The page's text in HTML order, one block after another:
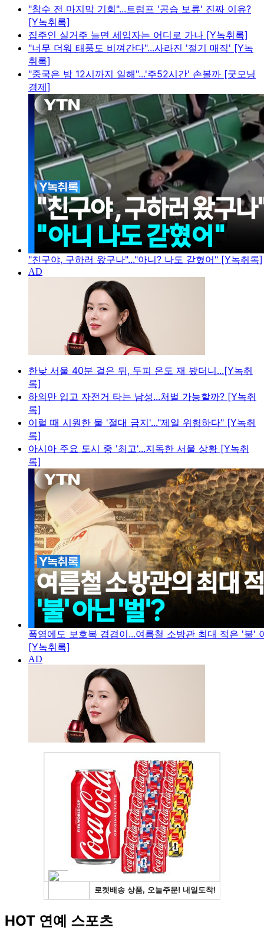
"참수 전 마지막 기회"...트럼프 '공습 보류' 진짜 이유?
[Y녹취록]
집주인 실거주 늘면 세입자는 어디로 가나 [Y녹취록]
"너무 더워 태풍도 비껴간다"...사라진 '절기 매직' [Y녹
취록]
"중국은 밤 12시까지 일해"...'주52시간' 손볼까 [굿모닝
경제]
"친구야, 구하러 왔구나"..."아니? 나도 갇혔어" [Y녹취록]
한낮 서울 40분 걸은 뒤, 두피 온도 재 봤더니...[Y녹취
록]
하의만 입고 자전거 타는 남성...처벌 가능할까? [Y녹취
록]
이럴 때 시원한 물 '절대 금지'..."제일 위험하다" [Y녹취
록]
아시아 주요 도시 중 '최고'...지독한 서울 상황 [Y녹취
록]
폭염에도 보호복 겹겹이...여름철 소방관 최대 적은 '불'
[Y녹취록]
HOT 연예 스포츠